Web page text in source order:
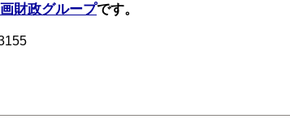
財政グループです。